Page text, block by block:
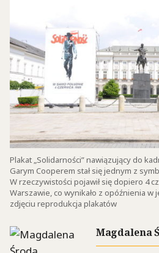
Plakat „Solidarności” nawiązujący do
Garym Cooperem stał się jednym z
W rzeczywistości pojawił się dopiero 4
Warszawie, co wynikało z opóźnienia w
zdjęciu reprodukcja plakatów
Magdalena